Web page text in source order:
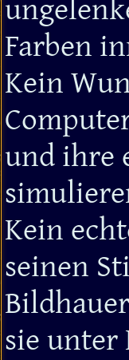
Farben
Kein
und ihre
Kein
seinen
sie unter